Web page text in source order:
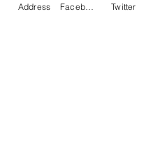
Address Twitter